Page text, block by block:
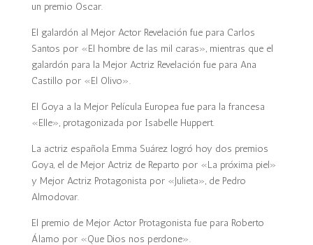
un premio Oscar.
El galardón al Mejor Actor Revelación fue para Carlos
Santos por «El hombre de las mil caras», mientras que el
galardón para la Mejor Actriz Revelación fue para Ana
Castillo por «El Olivo».
El Goya a la Mejor Película Europea fue para la francesa
«Elle», protagonizada por Isabelle Huppert.
La actriz española Emma Suárez logró hoy dos premios
Goya, el de Mejor Actriz de Reparto por «La próxima piel»
y Mejor Actriz Protagonista por «Julieta», de Pedro
Almodovar.
El premio de Mejor Actor Protagonista fue para Roberto
Álamo por «Que Dios nos perdone».